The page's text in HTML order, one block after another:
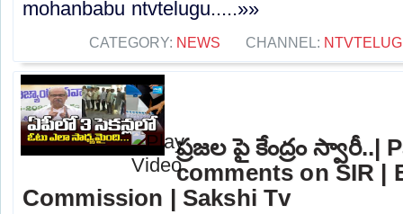
mohanbabu ntvtelugu.....»»
CATEGORY: NEWS CHANNEL:
ప్రజల పై కేంద్రం స్వారీ..|
comments on SIR |
Commission | Sakshi Tv